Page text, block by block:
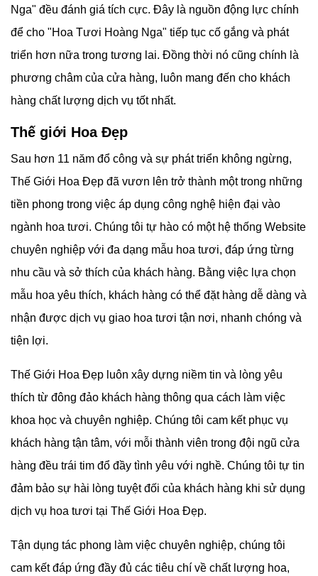
Nga" đều đánh giá tích cực. Đây là nguồn động lực chính
để cho "Hoa Tươi Hoàng Nga" tiếp tục cố gắng và phát
triển hơn nữa trong tương lai. Đồng thời nó cũng chính là
phương châm của cửa hàng, luôn mang đến cho khách
hàng chất lượng dịch vụ tốt nhất.
Thế giới Hoa Đẹp
Sau hơn 11 năm đổ công và sự phát triển không ngừng,
Thế Giới Hoa Đẹp đã vươn lên trở thành một trong những
tiền phong trong việc áp dụng công nghệ hiện đại vào
ngành hoa tươi. Chúng tôi tự hào có một hệ thống Website
chuyên nghiệp với đa dạng mẫu hoa tươi, đáp ứng từng
nhu cầu và sở thích của khách hàng. Bằng việc lựa chọn
mẫu hoa yêu thích, khách hàng có thể đặt hàng dễ dàng và
nhận được dịch vụ giao hoa tươi tận nơi, nhanh chóng và
tiện lợi.
Thế Giới Hoa Đẹp luôn xây dựng niềm tin và lòng yêu
thích từ đông đảo khách hàng thông qua cách làm việc
khoa học và chuyên nghiệp. Chúng tôi cam kết phục vụ
khách hàng tận tâm, với mỗi thành viên trong đội ngũ cửa
hàng đều trái tim đổ đầy tình yêu với nghề. Chúng tôi tự tin
đảm bảo sự hài lòng tuyệt đối của khách hàng khi sử dụng
dịch vụ hoa tươi tại Thế Giới Hoa Đẹp.
Tận dụng tác phong làm việc chuyên nghiệp, chúng tôi
cam kết đáp ứng đầy đủ các tiêu chí về chất lượng hoa,